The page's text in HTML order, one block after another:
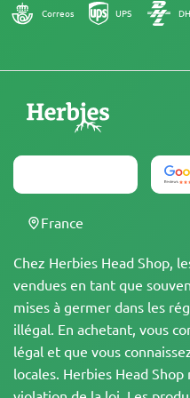
Correos UPS
Chez Herbies Head Shop,
vendues en tant que
mises à germer dans les
illégal. En achetant, vous
légal et que vous
locales. Herbies Head
France